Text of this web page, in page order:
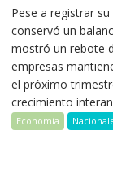
Pese a registrar
conservó un
mostró un rebote
empresas
el próximo
crecimiento
Economía